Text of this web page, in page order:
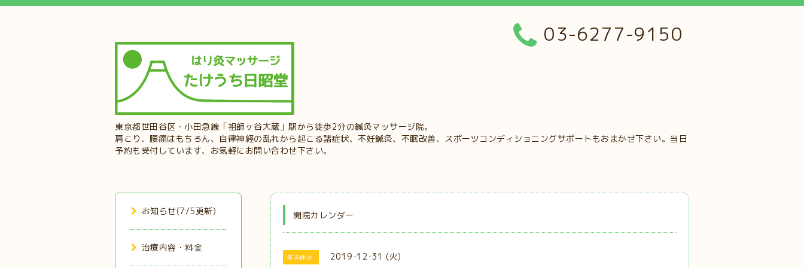
東京都世田谷区・小田急線「祖師ヶ谷大蔵」駅から徒歩2分の鍼灸マッサージ院。
肩こり、腰痛はもちろん、自律神経の乱れから起こる諸症状、不妊鍼灸、不眠改善、スポーツコンディショニングサポートもおまかせ下さい。当日
予約も受付しています、お気軽にお問い合わせ下さい。
03-6277-9150
開院カレンダー
年末休み 2019-12-31 (火)
お知らせ(7/5更新)
治療内容・料金